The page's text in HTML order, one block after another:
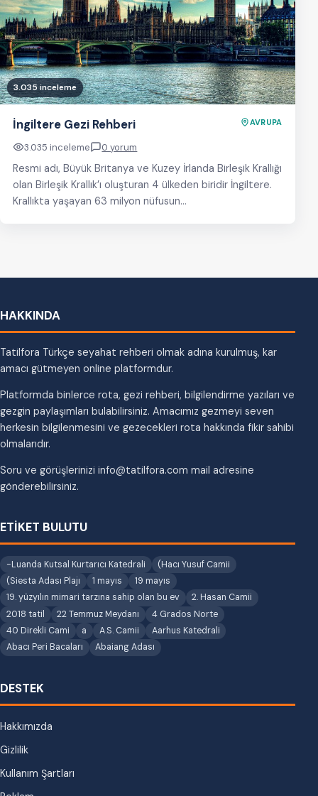
3.035 inceleme
İngiltere Gezi Rehberi AVRUPA
3.035 inceleme 0 yorum
Resmi adı, Büyük Britanya ve Kuzey İrlanda Birleşik Krallığı
olan Birleşik Krallık’ı oluşturan 4 ülkeden biridir İngiltere.
Krallıkta yaşayan 63 milyon nüfusun…
HAKKINDA
Tatilfora Türkçe seyahat rehberi olmak adına kurulmuş, kar
amacı gütmeyen online platformdur.
Platformda binlerce rota, gezi rehberi, bilgilendirme yazıları ve
gezgin paylaşımları bulabilirsiniz. Amacımız gezmeyi seven
herkesin bilgilenmesini ve gezecekleri rota hakkında fikir sahibi
olmalarıdır.
Soru ve görüşlerinizi info@tatilfora.com mail adresine
gönderebilirsiniz.
ETİKET BULUTU
-Luanda Kutsal Kurtarıcı Katedrali
(Hacı Yusuf Camii
(Siesta Adası Plajı
1 mayıs
19 mayıs
19. yüzyılın mimari tarzına sahip olan bu ev
2. Hasan Camii
2018 tatil
22 Temmuz Meydanı
4 Grados Norte
40 Direkli Cami
a A.S. Camii
Aarhus Katedrali
Abacı Peri Bacaları
Abaiang Adası
DESTEK
Hakkımızda
Gizlilik
Kullanım Şartları